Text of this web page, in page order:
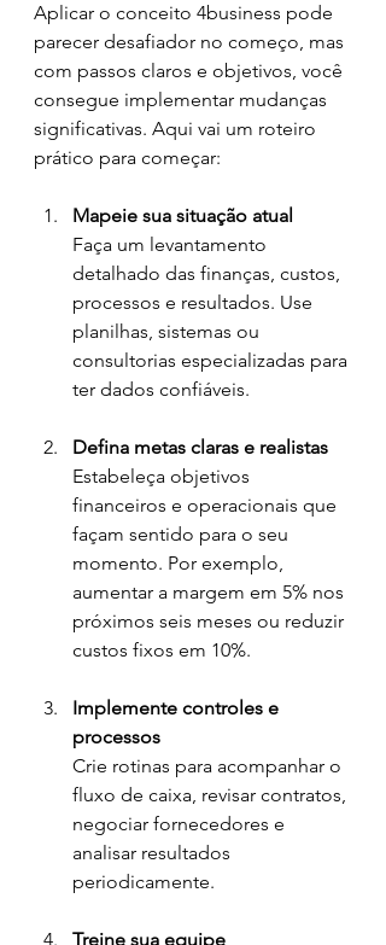
Aplicar o conceito 4business pode
parecer desafiador no começo, mas
com passos claros e objetivos, você
consegue implementar mudanças
significativas. Aqui vai um roteiro
prático para começar:
Mapeie sua situação atual
Faça um levantamento
detalhado das finanças, custos,
processos e resultados. Use
planilhas, sistemas ou
consultorias especializadas para
ter dados confiáveis.
Defina metas claras e realistas
Estabeleça objetivos
financeiros e operacionais que
façam sentido para o seu
momento. Por exemplo,
aumentar a margem em 5% nos
próximos seis meses ou reduzir
custos fixos em 10%.
Implemente controles e
processos
Crie rotinas para acompanhar o
fluxo de caixa, revisar contratos,
negociar fornecedores e
analisar resultados
periodicamente.
Treine sua equipe